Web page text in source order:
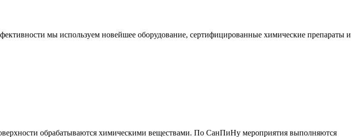
мы используем новейшее оборудование, сертифицированные химические препараты и
обрабатываются химическими веществами. По СанПиНу мероприятия выполняются